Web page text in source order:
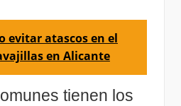
evitar atascos en el
en Alicante
tienen los